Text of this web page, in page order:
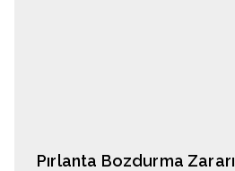
Pırlanta Bozdurma Zararı